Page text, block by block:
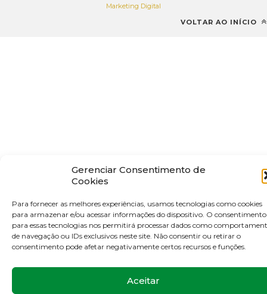
Gerenciar Consentimento de
Cookies
Para fornecer as melhores experiências, usamos tecnologias como cookies
para armazenar e/ou acessar informações do dispositivo. O consentimento
para essas tecnologias nos permitirá processar dados como
de navegação ou IDs exclusivos neste site. Não consentir ou retirar o
consentimento pode afetar negativamente certos recursos e funções.
Aceitar
Marketing Digital
VOLTAR AO INÍCIO